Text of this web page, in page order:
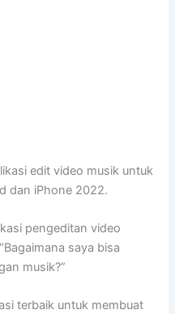
edit video musik untuk
dan iPhone 2022.
pengeditan video
saya bisa
musik?”
terbaik untuk membuat